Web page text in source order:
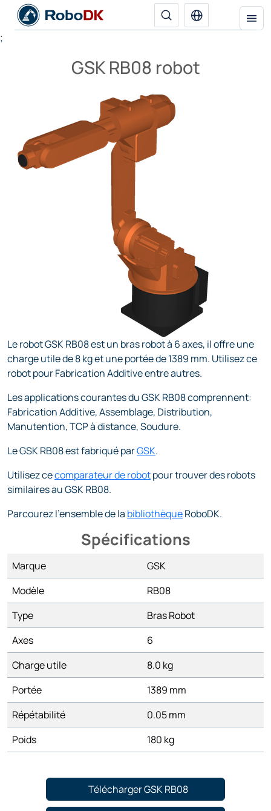
;
GSK RB08 robot
Le robot GSK RB08 est un bras robot à 6 axes, il offre une
charge utile de 8 kg et une portée de 1389 mm. Utilisez ce
robot pour Fabrication Additive entre autres.
Les applications courantes du GSK RB08 comprennent:
Fabrication Additive, Assemblage, Distribution,
Manutention, TCP à distance, Soudure.
Le GSK RB08 est fabriqué parGSK.
Utilisez cecomparateur de robotpour trouver des robots
similaires au GSK RB08.
Parcourez l'ensemble de la bibliothèqueRoboDK.
Spécifications
Marque
GSK
Modèle
RB08
Type
Bras Robot
Axes
6
Charge utile
8.0 kg
Portée
1389 mm
Répétabilité
0.05 mm
Poids
180 kg
Télécharger GSK RB08